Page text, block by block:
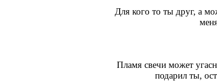
Для кого то ты друг, а
Пламя свечи может
подарил ты,